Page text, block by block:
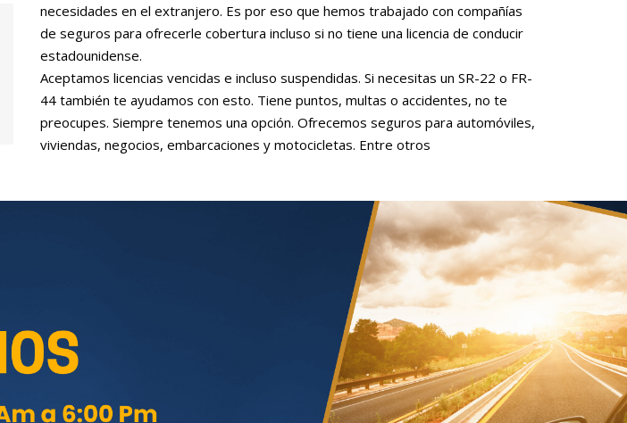
necesidades en el extranjero. Es por eso que hemos trabajado con compañías
de seguros para ofrecerle cobertura incluso si no tiene una licencia de conducir
estadounidense.
Aceptamos licencias vencidas e incluso suspendidas. Si necesitas un SR-22 o FR-
44 también te ayudamos con esto. Tiene puntos, multas o accidentes, no te
preocupes. Siempre tenemos una opción. Ofrecemos seguros para automóviles,
viviendas, negocios, embarcaciones y motocicletas. Entre otros